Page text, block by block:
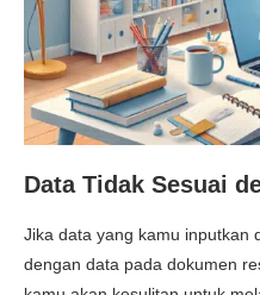
Data Tidak Sesuai
Jika data yang kamu inputkan
dengan data pada dokumen